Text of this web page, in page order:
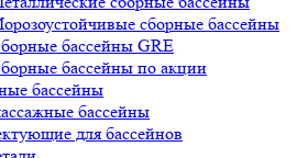
сборные бассейны
бассейны GRE
бассейны по акции
бассейны
бассейны
для бассейнов